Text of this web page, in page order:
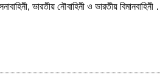
ভারতীয় নৌবাহিনী ও ভারতীয়